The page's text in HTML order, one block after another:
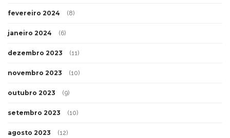
fevereiro 2024 (8)
janeiro 2024 (6)
dezembro 2023 (11)
novembro 2023 (10)
outubro 2023 (9)
setembro 2023 (10)
agosto 2023 (12)